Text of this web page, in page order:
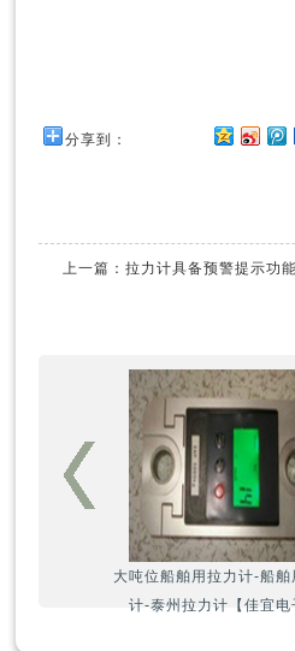
分享到：
上一篇： 拉力计具备预警提示功
大吨位船舶用拉力计-船舶
计-泰州拉力计【佳宜电